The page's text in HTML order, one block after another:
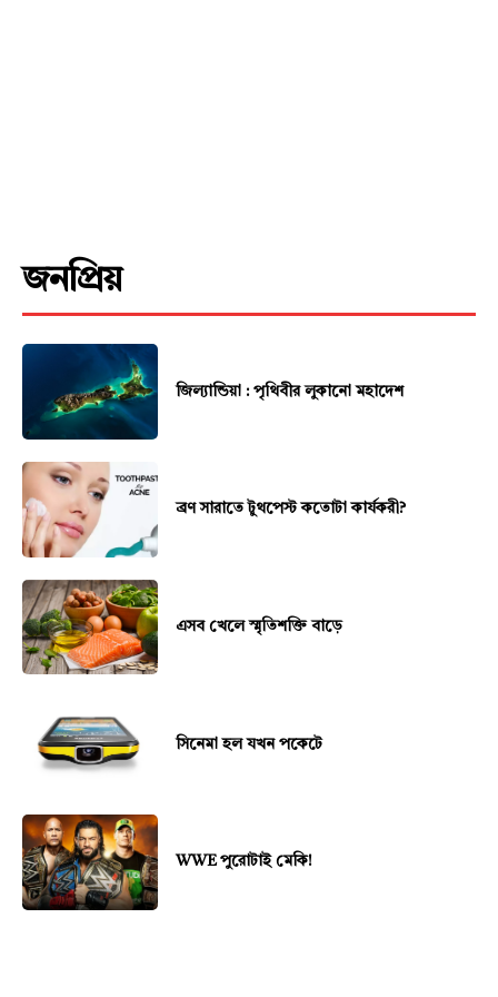
জনপ্রিয়
জিল্যান্ডিয়া : পৃথিবীর লুকানো মহাদেশ
ব্রণ সারাতে টুথপেস্ট কতোটা কার্যকরী?
এসব খেলে স্মৃতিশক্তি বাড়ে
সিনেমা হল যখন পকেটে
WWE পুরোটাই মেকি!